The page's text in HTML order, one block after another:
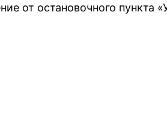
от остановочного пункта